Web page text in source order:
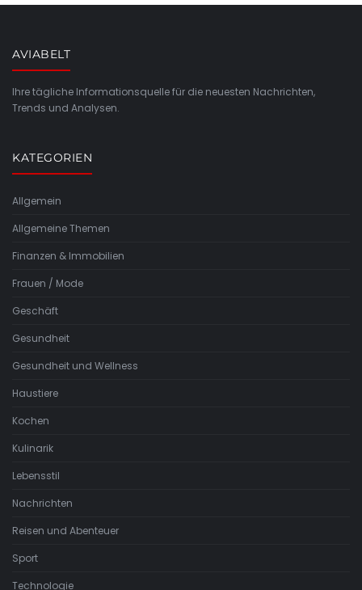
AVIABELT
Ihre tägliche Informationsquelle für die neuesten Nachrichten,
Trends und Analysen.
KATEGORIEN
Allgemein
Allgemeine Themen
Finanzen & Immobilien
Frauen / Mode
Geschäft
Gesundheit
Gesundheit und Wellness
Haustiere
Kochen
Kulinarik
Lebensstil
Nachrichten
Reisen und Abenteuer
Sport
Technologie